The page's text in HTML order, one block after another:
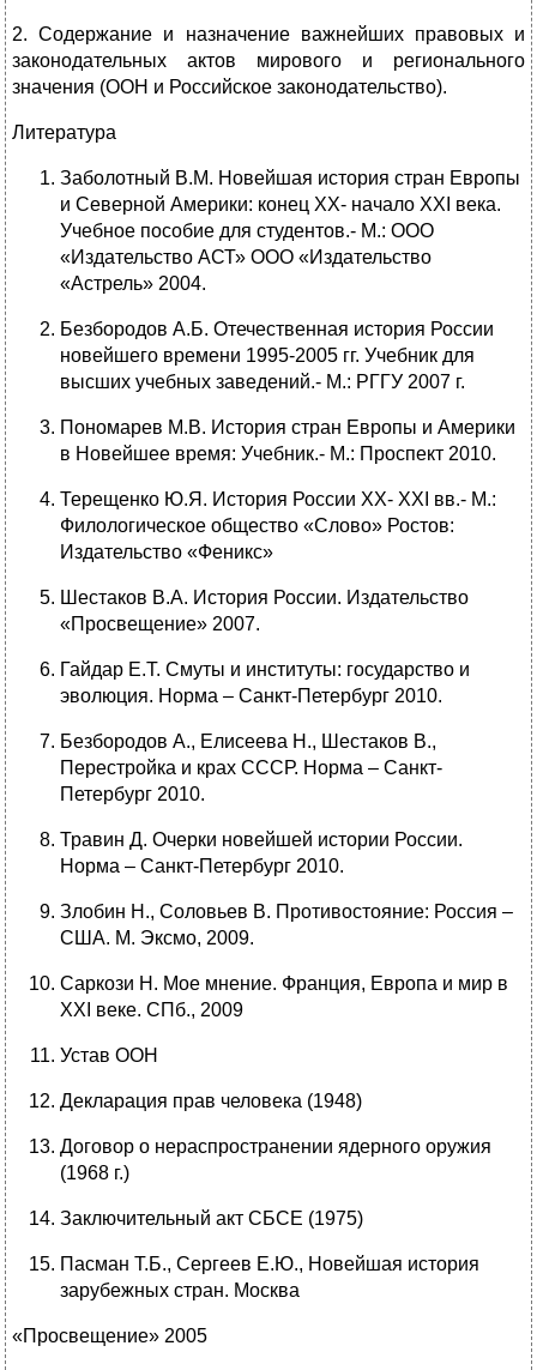
2. Содержание и назначение важнейших правовых и
законодательных актов мирового и регионального
значения (ООН и Российское законодательство).
Литература
Заболотный В.М. Новейшая история стран Европы
и Северной Америки: конец ХХ- начало ХХI века.
Учебное пособие для студентов.- М.: ООО
«Издательство АСТ» ООО «Издательство
«Астрель» 2004.
Безбородов А.Б. Отечественная история России
новейшего времени 1995-2005 гг. Учебник для
высших учебных заведений.- М.: РГГУ 2007 г.
Пономарев М.В. История стран Европы и Америки
в Новейшее время: Учебник.- М.: Проспект 2010.
Терещенко Ю.Я. История России ХХ- ХХI вв.- М.:
Филологическое общество «Слово» Ростов:
Издательство «Феникс»
Шестаков В.А. История России. Издательство
«Просвещение» 2007.
Гайдар Е.Т. Смуты и институты: государство и
эволюция. Норма – Санкт-Петербург 2010.
Безбородов А., Елисеева Н., Шестаков В.,
Перестройка и крах СССР. Норма – Санкт-
Петербург 2010.
Травин Д. Очерки новейшей истории России.
Норма – Санкт-Петербург 2010.
Злобин Н., Соловьев В. Противостояние: Россия –
США. М. Эксмо, 2009.
Саркози Н. Мое мнение. Франция, Европа и мир в
ХХI веке. СПб., 2009
Устав ООН
Декларация прав человека (1948)
Договор о нераспространении ядерного оружия
(1968 г.)
Заключительный акт СБСЕ (1975)
Пасман Т.Б., Сергеев Е.Ю., Новейшая история
зарубежных стран. Москва
«Просвещение» 2005